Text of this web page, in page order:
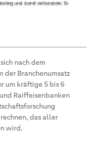
nach dem
der Branchenumsatz
um kräftige 5 bis 6
Raiffeisenbanken
das aller
wird.